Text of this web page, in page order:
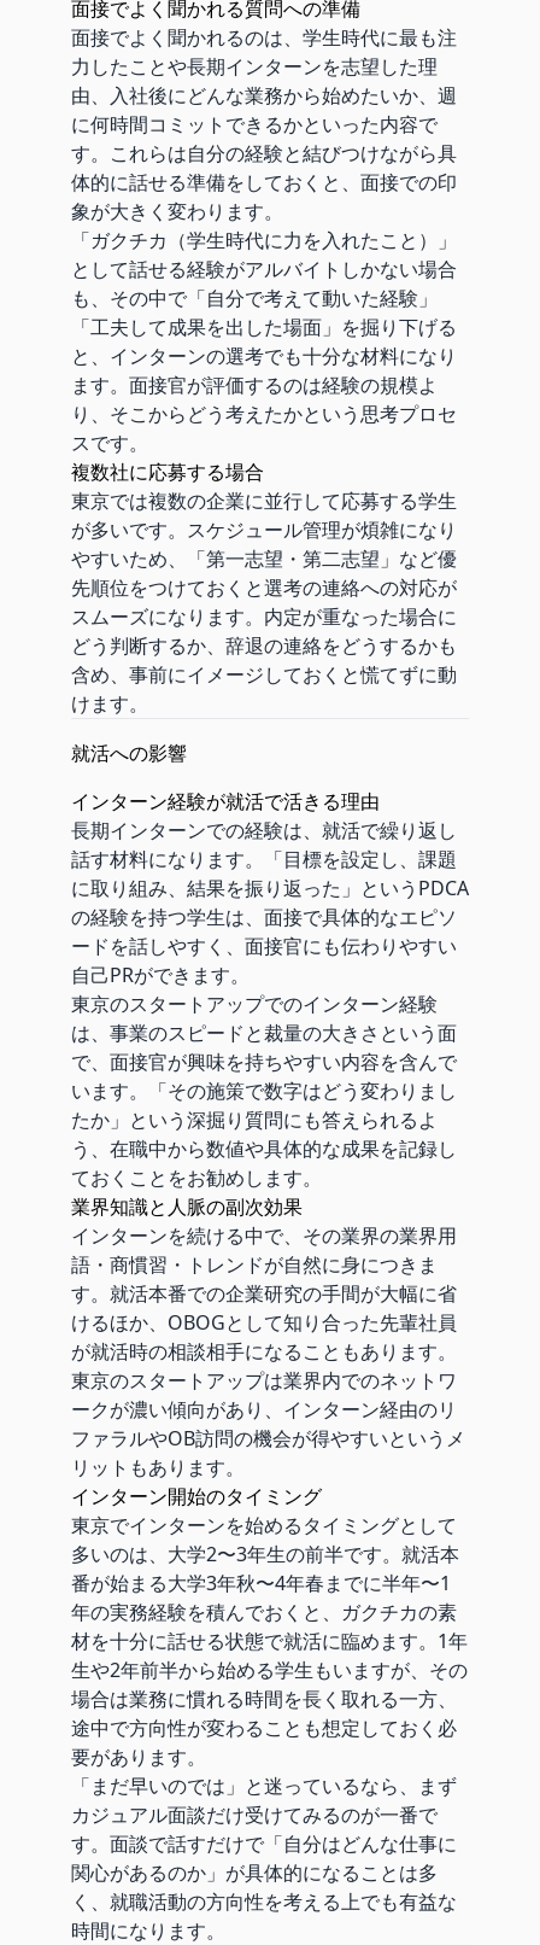
面接でよく聞かれる質問への準備
面接でよく聞かれるのは、学生時代に最も注
力したことや長期インターンを志望した理
由、入社後にどんな業務から始めたいか、週
に何時間コミットできるかといった内容で
す。これらは自分の経験と結びつけながら具
体的に話せる準備をしておくと、面接での印
象が大きく変わります。
「ガクチカ（学生時代に力を入れたこと）」
として話せる経験がアルバイトしかない場合
も、その中で「自分で考えて動いた経験」
「工夫して成果を出した場面」を掘り下げる
と、インターンの選考でも十分な材料になり
ます。面接官が評価するのは経験の規模よ
り、そこからどう考えたかという思考プロセ
スです。
複数社に応募する場合
東京では複数の企業に並行して応募する学生
が多いです。スケジュール管理が煩雑になり
やすいため、「第一志望・第二志望」など優
先順位をつけておくと選考の連絡への対応が
スムーズになります。内定が重なった場合に
どう判断するか、辞退の連絡をどうするかも
含め、事前にイメージしておくと慌てずに動
けます。
就活への影響
インターン経験が就活で活きる理由
長期インターンでの経験は、就活で繰り返し
話す材料になります。「目標を設定し、課題
に取り組み、結果を振り返った」というPDCA
の経験を持つ学生は、面接で具体的なエピソ
ードを話しやすく、面接官にも伝わりやすい
自己PRができます。
東京のスタートアップでのインターン経験
は、事業のスピードと裁量の大きさという面
で、面接官が興味を持ちやすい内容を含んで
います。「その施策で数字はどう変わりまし
たか」という深掘り質問にも答えられるよ
う、在職中から数値や具体的な成果を記録し
ておくことをお勧めします。
業界知識と人脈の副次効果
インターンを続ける中で、その業界の業界用
語・商慣習・トレンドが自然に身につきま
す。就活本番での企業研究の手間が大幅に省
けるほか、OBOGとして知り合った先輩社員
が就活時の相談相手になることもあります。
東京のスタートアップは業界内でのネットワ
ークが濃い傾向があり、インターン経由のリ
ファラルやOB訪問の機会が得やすいというメ
リットもあります。
インターン開始のタイミング
東京でインターンを始めるタイミングとして
多いのは、大学2〜3年生の前半です。就活本
番が始まる大学3年秋〜4年春までに半年〜1
年の実務経験を積んでおくと、ガクチカの素
材を十分に話せる状態で就活に臨めます。1年
生や2年前半から始める学生もいますが、その
場合は業務に慣れる時間を長く取れる一方、
途中で方向性が変わることも想定しておく必
要があります。
「まだ早いのでは」と迷っているなら、まず
カジュアル面談だけ受けてみるのが一番で
す。面談で話すだけで「自分はどんな仕事に
関心があるのか」が具体的になることは多
く、就職活動の方向性を考える上でも有益な
時間になります。